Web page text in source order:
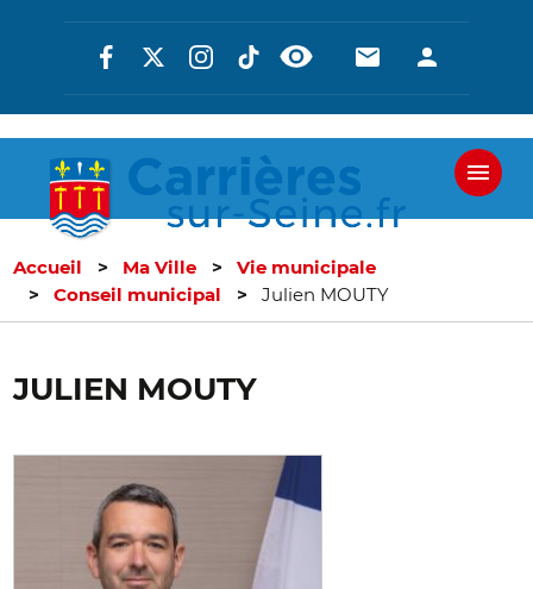
Aller
au
contenu
Réseaux
En-
-
En-
-
Accueil Ma Ville
Vie municipale
Conseil municipal
Julien MOUTY
JULIEN MOUTY